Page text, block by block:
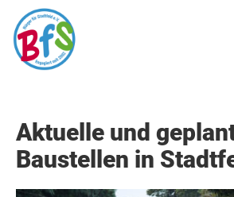
Aktuelle und
Baustellen in